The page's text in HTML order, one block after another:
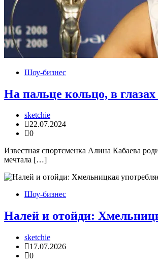
Шоу-бизнес
На пальце кольцо, в
sketchie
22.07.2024
0
Известная спортсменка Алина Кабаева
мечтала […]
Шоу-бизнес
Налей и отойди:
sketchie
17.07.2026
0